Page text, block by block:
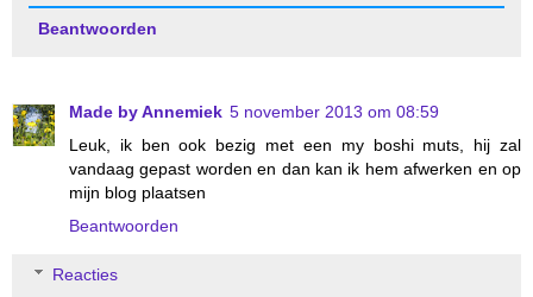
Beantwoorden
Made by Annemiek 5 november 2013 om 08:59
Leuk, ik ben ook bezig met een my boshi muts, hij zal
vandaag gepast worden en dan kan ik hem afwerken en op
mijn blog plaatsen
Beantwoorden
Reacties